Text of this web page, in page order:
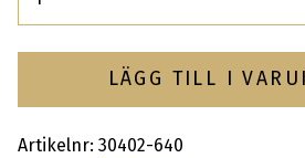
LÄGG TILL I
Artikelnr: 30402-640